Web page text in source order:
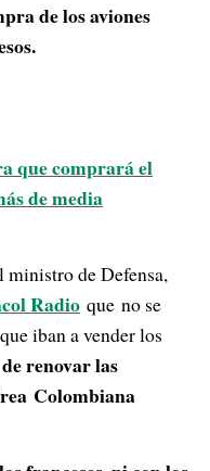
de los aviones
que comprará el
de media
ministro de Defensa,
Radio que no se
iban a vender los
renovar las
Colombiana